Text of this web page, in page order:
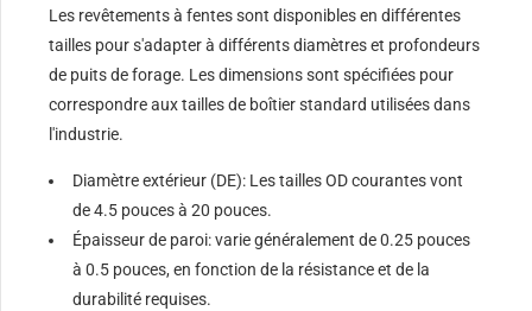
Les revêtements à fentes sont disponibles en différentes
tailles pour s'adapter à différents diamètres et profondeurs
de puits de forage. Les dimensions sont spécifiées pour
correspondre aux tailles de boîtier standard utilisées dans
l'industrie.
Diamètre extérieur (DE): Les tailles OD courantes vont
de 4.5 pouces à 20 pouces.
Épaisseur de paroi: varie généralement de 0.25 pouces
à 0.5 pouces, en fonction de la résistance et de la
durabilité requises.